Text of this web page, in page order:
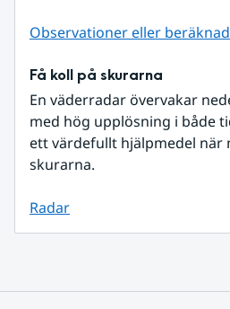
Observationer eller
Få koll på skurarna
En väderradar övervakar
med hög upplösning i både
ett värdefullt hjälpmedel när
skurarna.
Radar